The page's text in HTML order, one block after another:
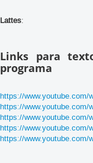
Lattes:
Links para
programa
https://www.youtube.com/
https://www.youtube.com/
https://www.youtube.com/
https://www.youtube.com/
https://www.youtube.com/